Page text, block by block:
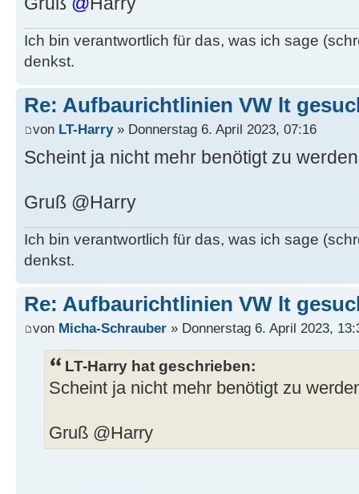
Ich bin verantwortlich für das, was ich sage
denkst.
Re: Aufbaurichtlinien VW lt
von LT-Harry» Donnerstag 6. April 2023, 07:16
Scheint ja nicht mehr benötigt zu werden
Gruß @Harry
Ich bin verantwortlich für das, was ich sage
denkst.
Re: Aufbaurichtlinien VW lt
von Micha-Schrauber » Donnerstag 6. April 2023,
LT-Harry hat geschrieben:
Scheint ja nicht mehr benötigt zu
Gruß @Harry